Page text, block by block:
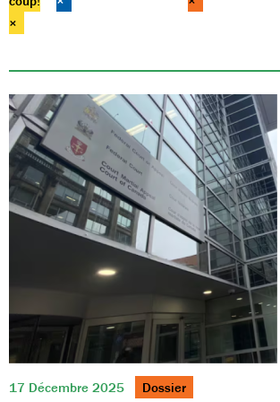
17 Décembre 2025 Dossier
×